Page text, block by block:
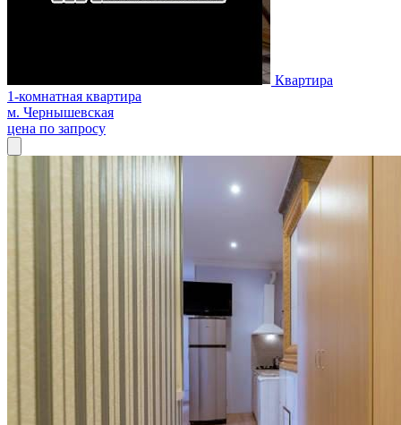
Квартира
1-комнатная квартира
м. Чернышевская
цена по запросу